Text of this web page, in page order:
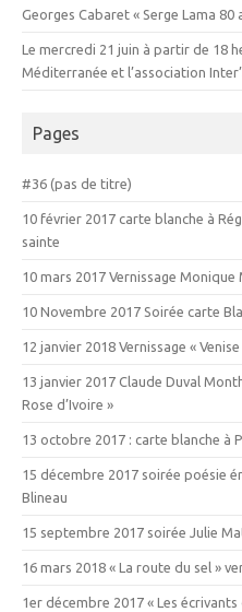
Georges Cabaret « Serge Lama 80
Le mercredi 21 juin à partir de 18
Méditerranée et l’association
Pages
#36 (pas de titre)
10 février 2017 carte blanche à
sainte
10 mars 2017 Vernissage
10 Novembre 2017 Soirée carte
12 janvier 2018 Vernissage «
13 janvier 2017 Claude Duval
Rose d’Ivoire »
13 octobre 2017 : carte blanche à
15 décembre 2017 soirée poésie
Blineau
15 septembre 2017 soirée Julie
16 mars 2018 « La route du sel »
1er décembre 2017 « Les